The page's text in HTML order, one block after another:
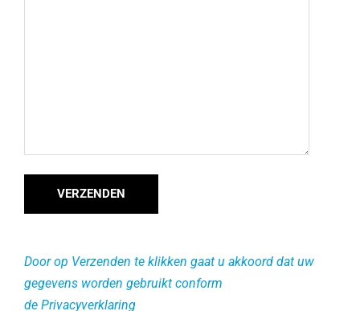
Door op Verzenden te klikken gaat u akkoord dat uw
gegevens worden gebruikt conform
de Privacyverklaring